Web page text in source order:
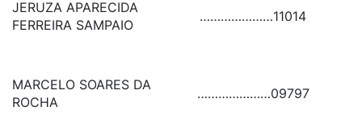
JERUZA APARECIDA
FERREIRA SAMPAIO
…………………11014
MARCELO SOARES DA
ROCHA
…………………09797